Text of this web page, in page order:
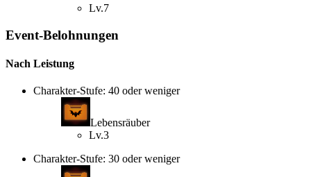
Lv.7
Event-Belohnungen
Nach Leistung
Charakter-Stufe: 40 oder weniger
Lebensräuber
Lv.3
Charakter-Stufe: 30 oder weniger